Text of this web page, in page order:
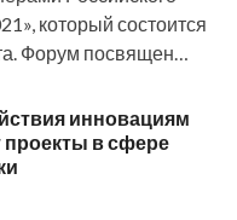
который состоится
Форум посвящен…
инновациям
проекты в сфере